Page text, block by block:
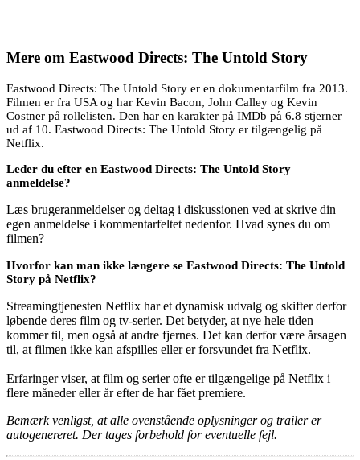
Mere om Eastwood Directs: The Untold Story
Eastwood Directs: The Untold Story er en dokumentarfilm fra 2013.
Filmen er fra USA og har Kevin Bacon, John Calley og Kevin
Costner på rollelisten. Den har en karakter på IMDb på 6.8 stjerner
ud af 10. Eastwood Directs: The Untold Story er tilgængelig på
Netflix.
Leder du efter en Eastwood Directs: The Untold Story
anmeldelse?
Læs brugeranmeldelser og deltag i diskussionen ved at skrive din
egen anmeldelse i kommentarfeltet nedenfor. Hvad synes du om
filmen?
Hvorfor kan man ikke længere se Eastwood Directs: The Untold
Story på Netflix?
Streamingtjenesten Netflix har et dynamisk udvalg og skifter derfor
løbende deres film og tv-serier. Det betyder, at nye hele tiden
kommer til, men også at andre fjernes. Det kan derfor være årsagen
til, at filmen ikke kan afspilles eller er forsvundet fra Netflix.
Erfaringer viser, at film og serier ofte er tilgængelige på Netflix i
flere måneder eller år efter de har fået premiere.
Bemærk venligst, at alle ovenstående oplysninger og trailer er
autogenereret. Der tages forbehold for eventuelle fejl.